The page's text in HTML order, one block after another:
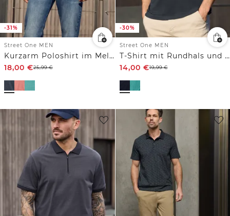
-31%
Street One MEN
Kurzarm Poloshirt im Melange-Look
18,00 €25,99€
-30%
Street One MEN
T-Shirt mit Rundhals und Print
14,00 €19,99€